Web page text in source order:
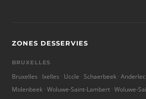
ZONES DESSERVIES
BRUXELLES
Bruxelles Ixelles Uccle Schaerbeek
Molenbeek Woluwe-Saint-Lambert Woluwe-